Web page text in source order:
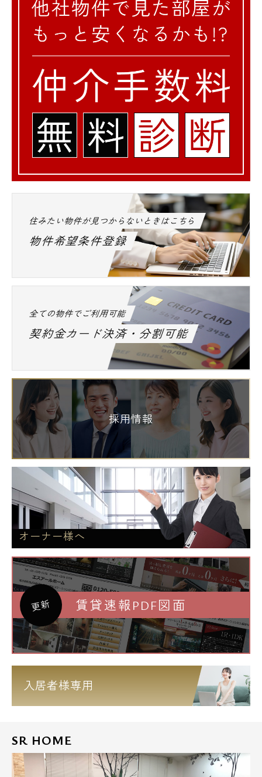
住みたい物件が見つからないときはこちら
物件希望条件登録
全ての物件でご利用可能
契約金カード決済・分割可能
採用情報
オーナー様へ
更新 賃貸速報PDF図面
入居者様専用
SR HOME